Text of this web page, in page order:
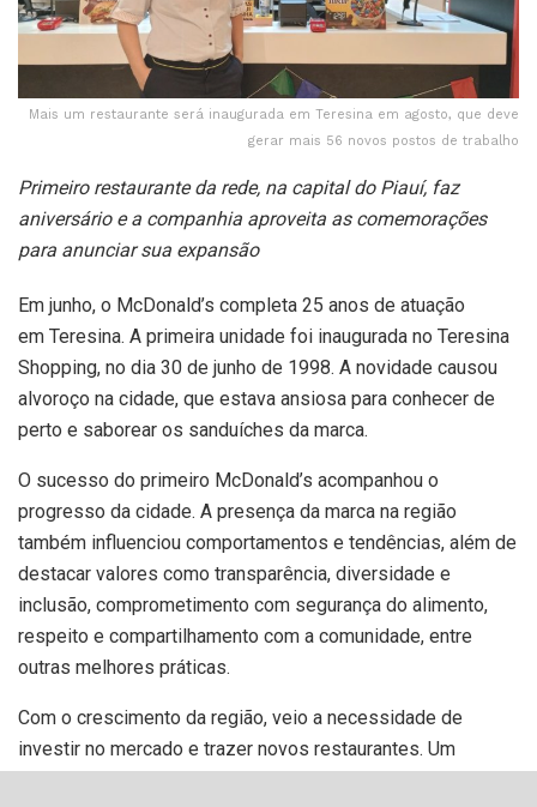
Mais um restaurante será inaugurada em Teresina em agosto, que deve
gerar mais 56 novos postos de trabalho
Primeiro restaurante da rede, na capital do Piauí, faz
aniversário e a companhia aproveita as comemorações
para anunciar sua expansão
Em junho, o McDonald’s completa 25 anos de atuação
em Teresina. A primeira unidade foi inaugurada no Teresina
Shopping, no dia 30 de junho de 1998. A novidade causou
alvoroço na cidade, que estava ansiosa para conhecer de
perto e saborear os sanduíches da marca.
O sucesso do primeiro McDonald’s acompanhou o
progresso da cidade. A presença da marca na região
também influenciou comportamentos e tendências, além de
destacar valores como transparência, diversidade e
inclusão, comprometimento com segurança do alimento,
respeito e compartilhamento com a comunidade, entre
outras melhores práticas.
Com o crescimento da região, veio a necessidade de
investir no mercado e trazer novos restaurantes. Um